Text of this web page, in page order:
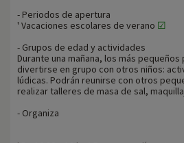
- Periodos de apertura
' Vacaciones escolares de verano ☑
- Grupos de edad y actividades
Durante una mañana, los más
divertirse en grupo con otros niños:
lúdicas. Podrán reunirse con otros
realizar talleres de masa de sal,
- Organiza